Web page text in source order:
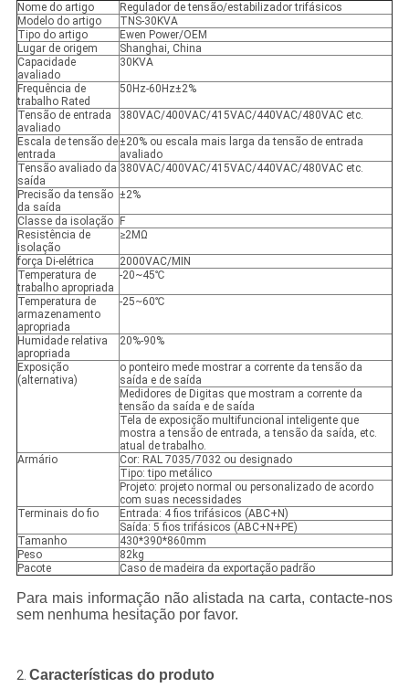
Nome do artigo
Regulador de tensão/estabilizador trifásicos
Modelo do artigo
TNS-30KVA
Tipo do artigo
Ewen Power/OEM
Lugar de origem
Shanghai, China
Capacidade
avaliado
30KVA
Frequência de
trabalho Rated
50Hz-60Hz±2%
Tensão de entrada
avaliado
380VAC/400VAC/415VAC/440VAC/480VAC etc.
Escala de tensão de
entrada
±20% ou escala mais larga da tensão de entrada
avaliado
Tensão avaliado da
saída
380VAC/400VAC/415VAC/440VAC/480VAC etc.
Precisão da tensão
da saída
±2%
Classe da isolação
F
Resistência de
isolação
≥2MΩ
força Di-elétrica
2000VAC/MIN
Temperatura de
trabalho apropriada
-20~45℃
Temperatura de
armazenamento
apropriada
-25~60℃
Humidade relativa
apropriada
20%-90%
Exposição
(alternativa)
o ponteiro mede mostrar a corrente da tensão da
saída e de saída
Medidores de Digitas que mostram a corrente da
tensão da saída e de saída
Tela de exposição multifuncional inteligente que
mostra a tensão de entrada, a tensão da saída, etc.
atual de trabalho.
Armário
Cor: RAL 7035/7032 ou designado
Tipo: tipo metálico
Projeto: projeto normal ou personalizado de acordo
com suas necessidades
Terminais do fio
Entrada: 4 fios trifásicos (ABC+N)
Saída: 5 fios trifásicos (ABC+N+PE)
Tamanho
430*390*860mm
Peso
82kg
Pacote
Caso de madeira da exportação padrão
Para mais informação não alistada na carta, contacte-nos
sem nenhuma hesitação por favor.
2. Características do produto